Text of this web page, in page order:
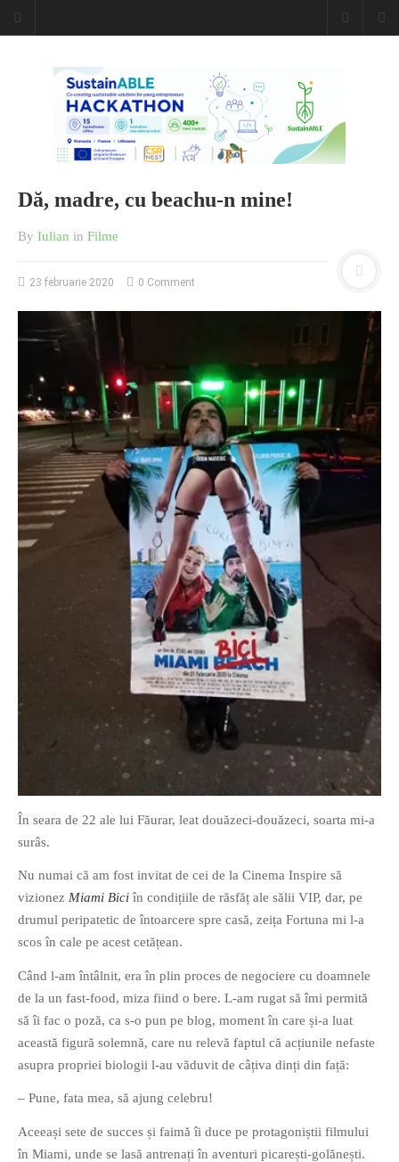
Caiet de
insemnari
DESCARCĂ!
O poveste in care sexul se
confunda cu dragostea,
cinismul cu idealismul si
poezia cu umorul.
If you like movies, words and
mind games, then this is the
book for you. Take the
challenge of creating your
own acrostics and describing
famous movies by using the
very letters of their titles!
RASFOIESTE
Dă, madre, cu beachu-n mine!
By Iulian in Filme
23 februarie 2020 0 Comment
În seara de 22 ale lui Făurar, leat douăzeci-douăzeci, soarta mi-a
surâs.
Nu numai că am fost invitat de cei de la Cinema Inspire să
vizionez Miami Biciîn condițiile de răsfăț ale sălii VIP, dar, pe
drumul peripatetic de întoarcere spre casă, zeița Fortuna mi l-a
scos în cale pe acest cetățean.
Când l-am întâlnit, era în plin proces de negociere cu doamnele
de la un fast-food, miza fiind o bere. L-am rugat să îmi permită
să îi fac o poză, ca s-o pun pe blog, moment în care și-a luat
această figură solemnă, care nu relevă faptul că acțiunile nefaste
asupra propriei biologii l-au văduvit de câțiva dinți din față:
– Pune, fata mea, să ajung celebru!
Aceeași sete de succes și faimă îi duce pe protagoniștii filmului
în Miami, unde se lasă antrenați în aventuri picarești-golănești.